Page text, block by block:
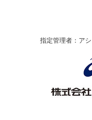
伊丹市総合体育大会
なわとびイベントを
指定管理者：ア